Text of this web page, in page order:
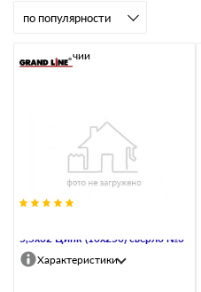
5,5х32 Цинк (10х250) сверло №3
В наличии
Характеристики